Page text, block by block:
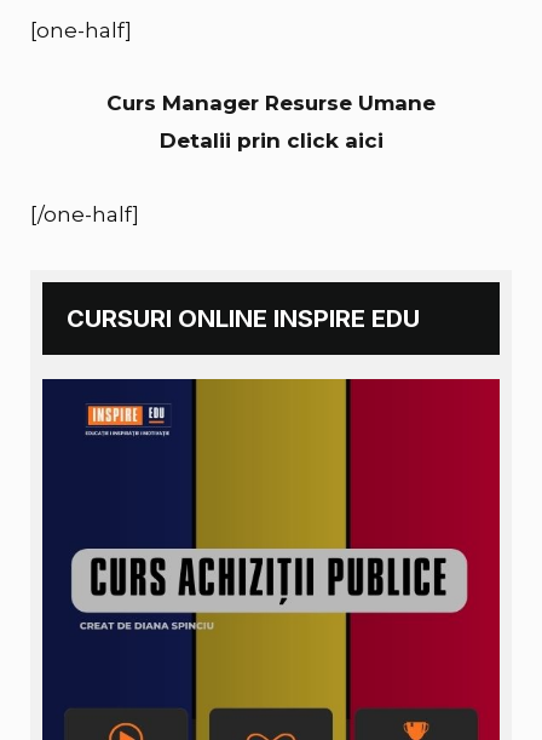
[one-half]
Curs Manager Resurse Umane
Detalii prin click aici
[/one-half]
CURSURI ONLINE INSPIRE EDU